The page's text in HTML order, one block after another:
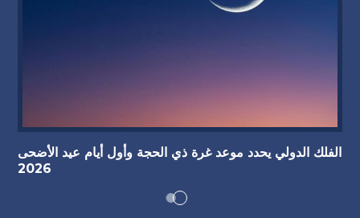
الفلك الدولي يحدد موعد غرة ذي الحجة وأول أيام عيد الأضحى
2026